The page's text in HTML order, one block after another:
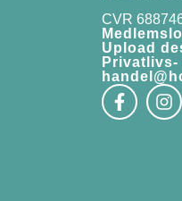
CVR
Upload